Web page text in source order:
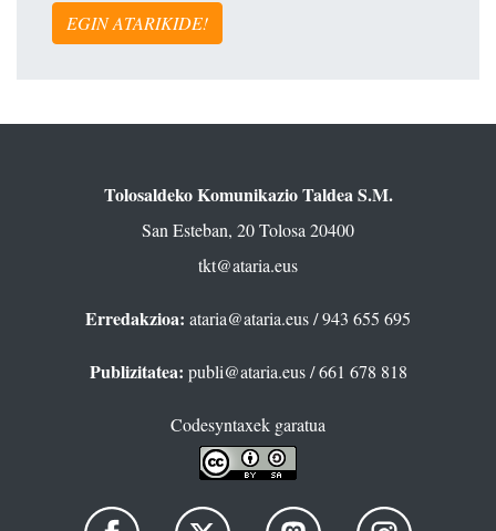
EGIN ATARIKIDE!
Tolosaldeko Komunikazio Taldea S.M.
San Esteban, 20 Tolosa 20400
tkt@ataria.eus
Erredakzioa: ataria@ataria.eus/ 943 655 695
Publizitatea: publi@ataria.eus/ 661 678 818
Codesyntaxek garatua